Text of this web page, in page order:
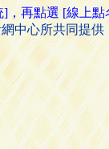
再點選 [線上點
中心所共同提供